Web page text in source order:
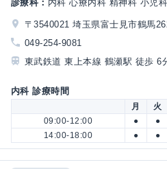
診療科： 内科 心療内科 精神科 小児科
〒3540021 埼玉県富士見市鶴馬
049-254-9081
東武鉄道 東上本線 鶴瀬駅 徒歩 6
内科 診療時間
月 火
09:00-12:00
● ●
14:00-18:00
● ●